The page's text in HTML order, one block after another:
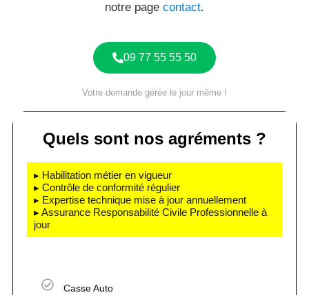
notre page contact.
09 77 55 55 50
Votre demande gérée le jour même !
Quels sont nos agréments ?
▸ Habilitation métier en vigueur
▸ Contrôle de conformité régulier
▸ Expertise technique mise à jour annuellement
▸ Assurance Responsabilité Civile Professionnelle à
jour
Casse Auto